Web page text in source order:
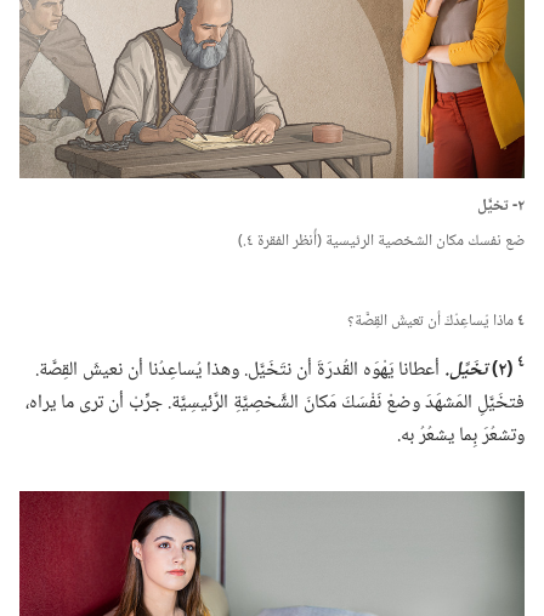
٢-‏ تخيَّل
ضع نفسك مكان الشخصية الرئيسية (‏أُنظر الفقرة ٤.‏)‏
٤ماذا يُساعِدُكَ أن تعيشَ القِصَّة؟‏
٤ ‏(‏٢)‏ تخَيَّل.‏ أعطانا يَهْوَه القُدرَةَ أن نتَخَيَّل.‏ وهذا يُساعِدُنا أن نعيشَ القِصَّة.‏
فتخَيَّلِ المَشهَدَ وضعْ نَفْسَكَ مَكانَ الشَّخصِيَّةِ الرَّئيسِيَّة.‏ جرِّبْ أن ترى ما يراه،‏
وتشعُرَ بِما يشعُرُ به.‏